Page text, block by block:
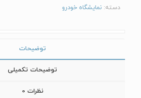
دسته: نمایشگاه خودرو
توضیحات
توضیحات تکمیلی
نظرات 0